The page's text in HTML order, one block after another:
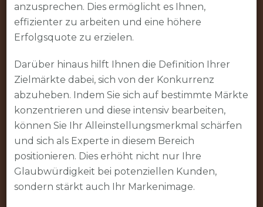
anzusprechen. Dies ermöglicht es Ihnen,
effizienter zu arbeiten und eine höhere
Erfolgsquote zu erzielen.
Darüber hinaus hilft Ihnen die Definition Ihrer
Zielmärkte dabei, sich von der Konkurrenz
abzuheben. Indem Sie sich auf bestimmte Märkte
konzentrieren und diese intensiv bearbeiten,
können Sie Ihr Alleinstellungsmerkmal schärfen
und sich als Experte in diesem Bereich
positionieren. Dies erhöht nicht nur Ihre
Glaubwürdigkeit bei potenziellen Kunden,
sondern stärkt auch Ihr Markenimage.